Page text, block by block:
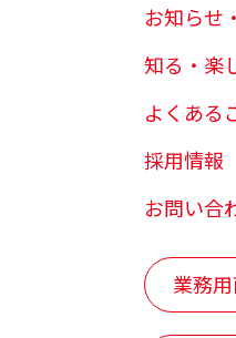
お知らせ
知る・楽
よくある
採用情報
お問い合
業務